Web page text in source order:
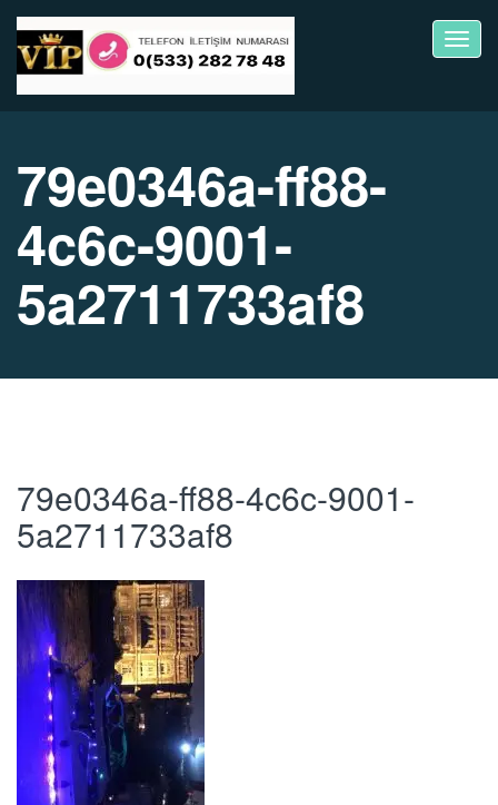
79e0346a-ff88-
4c6c-9001-
5a2711733af8
79e0346a-ff88-4c6c-9001-
5a2711733af8